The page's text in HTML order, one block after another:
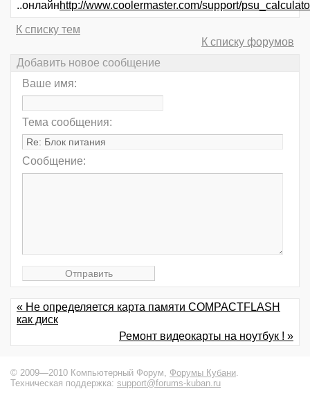
..онлайнhttp://www.coolermaster.com/support/
К списку тем
К списку форумов
Добавить новое сообщение
Ваше имя:
Тема сообщения:
Сообщение:
« Не определяется карта памяти COMPACTFLASH
как диск
Ремонт видеокарты на ноутбук ! »
© 2009—2010 Компьютерный Форум, Форумы Кубани
Техническая поддержка: support@forums-kuban.ru